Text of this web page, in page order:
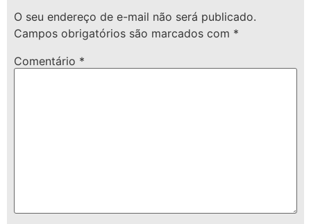
O seu endereço de e-mail não será publicado.
Campos obrigatórios são marcados com *
Comentário *